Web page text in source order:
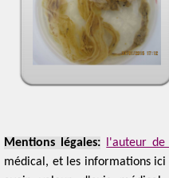
Mentions légales: l'auteur
médical, et les informations ici